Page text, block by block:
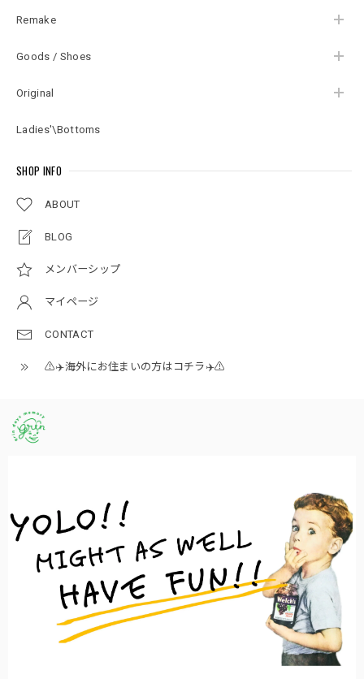
Remake
Goods / Shoes
Original
Ladies'\Bottoms
SHOP INFO
ABOUT
BLOG
メンバーシップ
マイページ
CONTACT
⚠️✈️海外にお住まいの方はコチラ✈️⚠️